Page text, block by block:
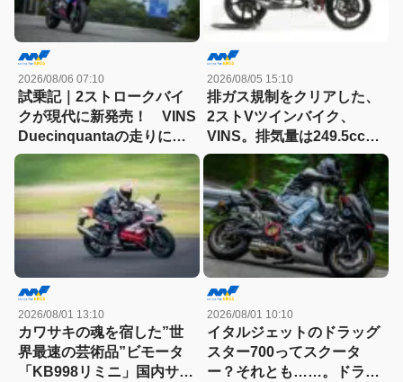
2026/08/06 07:10
試乗記｜2ストロークバイ
クが現代に新発売！ VINS
Duecinquantaの走りに大
感動
2026/08/05 15:10
排ガス規制をクリアした、
2ストVツインバイク、
VINS。排気量は249.5cc、
83HPを絞り出す。そのエ
ンジンの技術とは
2026/08/01 13:10
カワサキの魂を宿した”世
界最速の芸術品”ビモータ
「KB998リミニ」国内サー
2026/08/01 10:10
イタルジェットのドラッグ
スター700ってスクータ
ー？それとも……。ドラッ